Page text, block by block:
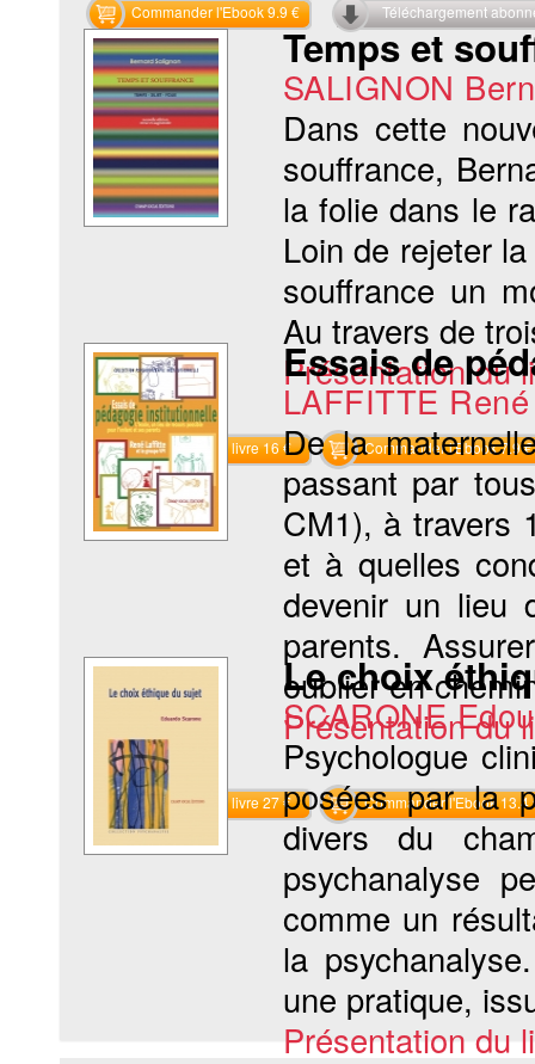
Commander l'Ebook 9.9 € Téléchargement
Temps et
SALIGNON
Dans cette
souffrance,
la folie dans le
Loin de rejeter
souffrance un
Au travers de
Présentation du
Commander le livre 16 € Commander l'Ebook 7.9 €
Essais de
LAFFITTE René
De la
passant par
CM1), à travers
et à quelles
devenir un lieu
parents.
oublier en
Présentation du
Commander le livre 27 € Commander l'Ebook 13.4
Le choix
SCARONE
Psychologue
posées par la
divers du
psychanalyse
comme un
la
une pratique,
Présentation du